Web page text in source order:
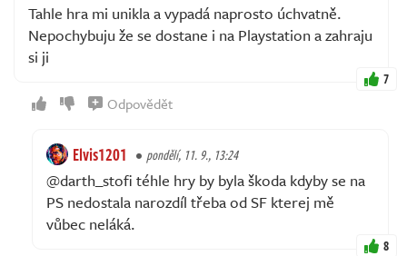
Tahle hra mi unikla a vypadá naprosto úchvatně.
Nepochybuju že se dostane i na Playstation a zahraju
si ji
7
Odpovědět
Elvis1201 pondělí, 11. 9., 13:24
@darth_stofi téhle hry by byla škoda kdyby se na
PS nedostala narozdíl třeba od SF kterej mě
vůbec neláká.
8